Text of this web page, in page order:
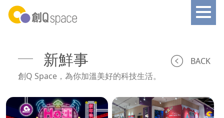
新鮮事
創Q Space，為你加溫美好的科技生活。
BACK